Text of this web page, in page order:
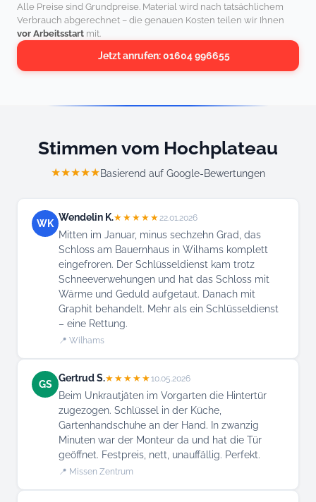
Alle Preise sind Grundpreise. Material wird nach tatsächlichem
Verbrauch abgerechnet – die genauen Kosten teilen wir Ihnen
vor Arbeitsstart mit.
Jetzt anrufen: 01604 996655
Stimmen vom Hochplateau
★★★★★Basierend auf Google-Bewertungen
WK
Wendelin K.★★★★★22.01.2026
Mitten im Januar, minus sechzehn Grad, das
Schloss am Bauernhaus in Wilhams komplett
eingefroren. Der Schlüsseldienst kam trotz
Schneeverwehungen und hat das Schloss mit
Wärme und Geduld aufgetaut. Danach mit
Graphit behandelt. Mehr als ein Schlüsseldienst
– eine Rettung.
📍 Wilhams
GS
Gertrud S.★★★★★10.05.2026
Beim Unkrautjäten im Vorgarten die Hintertür
zugezogen. Schlüssel in der Küche,
Gartenhandschuhe an der Hand. In zwanzig
Minuten war der Monteur da und hat die Tür
geöffnet. Festpreis, nett, unauffällig. Perfekt.
📍 Missen Zentrum